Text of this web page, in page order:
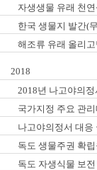
자생생물 유래 천
한국 생물지 발간(
해조류 유래 올리
2018
2018년 나고야의
국가지정 주요 관
나고야의정서 대응
독도 생물주권 확
독도 자생식물 보